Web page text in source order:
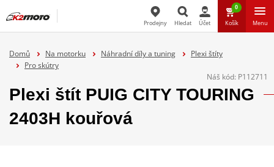
Prodejny Hledat Účet
0
Košík Menu
Domů Na motorku Náhradní díly a tuning
Plexi štíty
Pro skútry
Náš kód: P112711
Plexi štít PUIG CITY TOURING
2403H kouřová